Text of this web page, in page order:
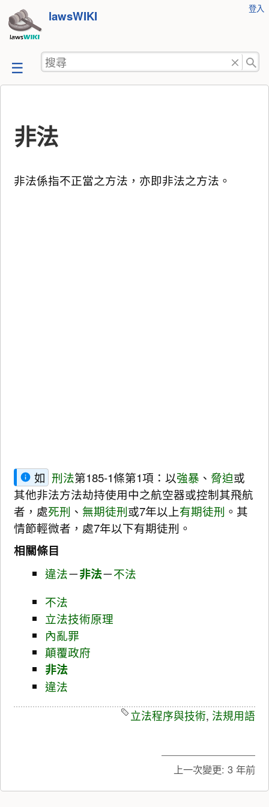
跳
至
容
lawsWIKI
工
登入
搜
尋
非法
非法係指不正當之方法，亦即非法之方法。
如 刑法第185-1條第1項：以強暴 、 脅迫或
其他非法方法劫持使用中之航空器或控制其飛航
者，處死刑 、 無期徒刑或7年以上有期徒刑 。其
情節輕微者，處7年以下有期徒刑。
相關條目
違法－非法－不法
不法
立法技術原理
內亂罪
顛覆政府
非法
違法
立法程序與技術, 法規用語
上一次變更: 3 年前